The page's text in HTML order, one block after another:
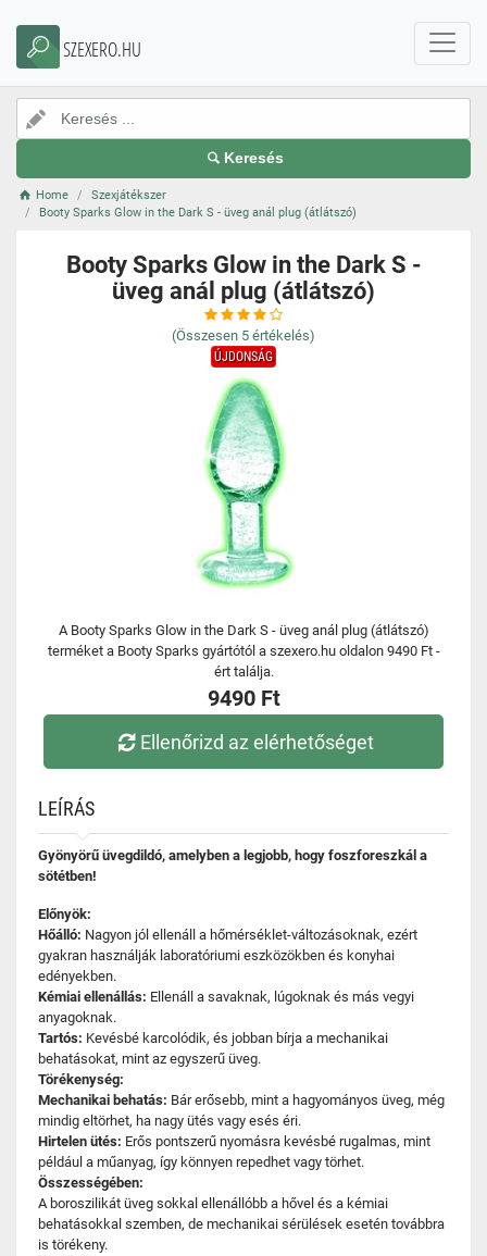
SZEXERO.HU
Keresés
Home
Szexjátékszer
Booty Sparks Glow in the Dark S - üveg anál plug (átlátszó)
Booty Sparks Glow in the Dark S -
üveg anál plug (átlátszó)
(Összesen 5 értékelés)
ÚJDONSÁG
A Booty Sparks Glow in the Dark S - üveg anál plug (átlátszó)
terméket a Booty Sparks gyártótól a szexero.hu oldalon 9490 Ft -
ért találja.
9490 Ft
Ellenőrizd az elérhetőséget
LEÍRÁS
Gyönyörű üvegdildó, amelyben a legjobb, hogy foszforeszkál a
sötétben!
Előnyök:
Hőálló: Nagyon jól ellenáll a hőmérséklet-változásoknak, ezért
gyakran használják laboratóriumi eszközökben és konyhai
edényekben.
Kémiai ellenállás: Ellenáll a savaknak, lúgoknak és más vegyi
anyagoknak.
Tartós: Kevésbé karcolódik, és jobban bírja a mechanikai
behatásokat, mint az egyszerű üveg.
Törékenység:
Mechanikai behatás: Bár erősebb, mint a hagyományos üveg, még
mindig eltörhet, ha nagy ütés vagy esés éri.
Hirtelen ütés: Erős pontszerű nyomásra kevésbé rugalmas, mint
például a műanyag, így könnyen repedhet vagy törhet.
Összességében:
A boroszilikát üveg sokkal ellenállóbb a hővel és a kémiai
behatásokkal szemben, de mechanikai sérülések esetén továbbra
is törékeny.